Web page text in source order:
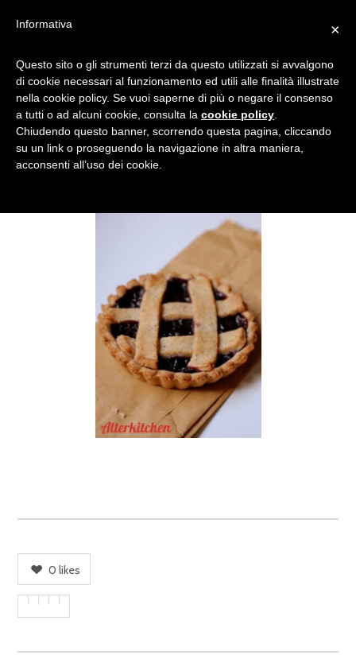
RICETTA CROSTATA DI
ALTERKITCHEN
0 likes
×
Informativa
Questo sito o gli strumenti terzi da questo utilizzati si avvalgono
di cookie necessari al funzionamento ed utili alle finalità illustrate
nella cookie policy. Se vuoi saperne di più o negare il consenso
a tutti o ad alcuni cookie, consulta la cookie policy
Chiudendo questo banner, scorrendo questa pagina, cliccando
su un link o proseguendo la navigazione in altra maniera,
acconsenti all’uso dei cookie.